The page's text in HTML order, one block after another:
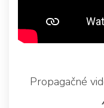
Propagačné